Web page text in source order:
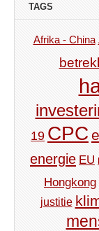
TAGS
Afrika - China
19 CPC
energie EU
Hongkong
justitie